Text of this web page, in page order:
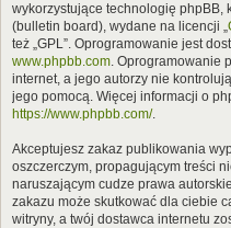
wykorzystujące technologię phpBB,
(bulletin board), wydane na licencji „
też „GPL”. Oprogramowanie jest
www.phpbb.com. Oprogramowanie
internet, a jego autorzy nie
jego pomocą. Więcej informacji o
https://www.phpbb.com/.
Akceptujesz zakaz publikowania
oszczerczym, propagującym treści
naruszającym cudze prawa
zakazu może skutkować dla ciebie
witryny, a twój dostawca internetu